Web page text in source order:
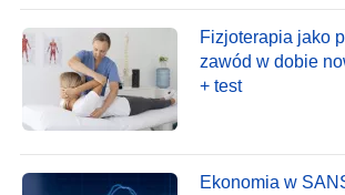
Fizjoterapia jako
zawód w dobie
+ test
Ekonomia w